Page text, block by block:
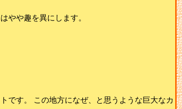
やや趣を異にします。
です。 この地方になぜ、と思うような巨大なカ